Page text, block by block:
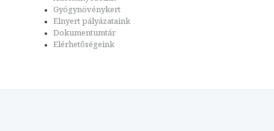
Gyógynövénykert
Elnyert pályázataink
Dokumentumtár
Elérhetőségeink